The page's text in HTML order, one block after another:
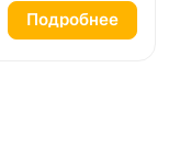
Подробнее